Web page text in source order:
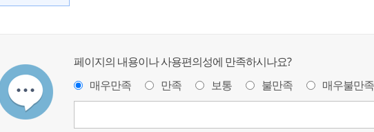
페이지의 내용이나 사용편의성에 만족하시나요?
매우만족
만족 보통 불만족 매우불만족